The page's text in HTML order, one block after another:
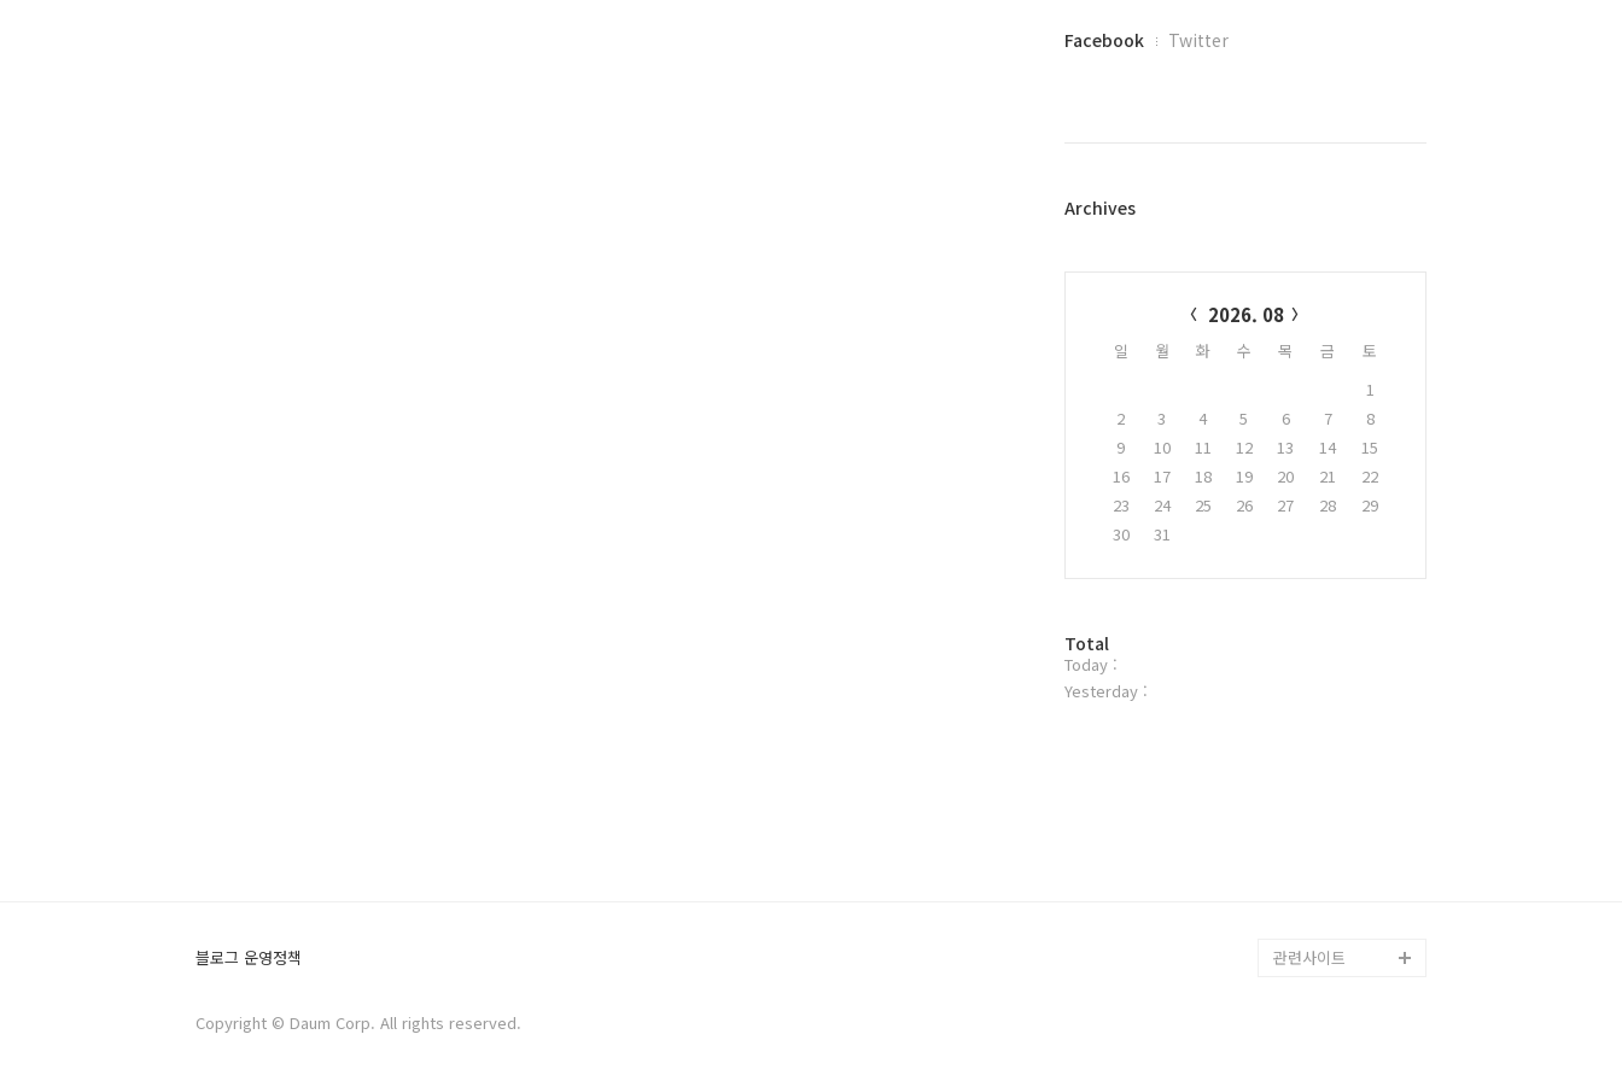
페
플
Facebook Twitter
Archives
2026. 08
일 월 화 수 목 금
토
1
2
3 4 5 6 7
8
9
10 11 12 13 14
15
16
17 18 19 20 21
22
23
24 25 26 27 28
29
30
31
방
문
자
Total
Today :
Yesterday :
블로그 운영정책
Copyright © Daum Corp. All rights reserved.
관련사이트